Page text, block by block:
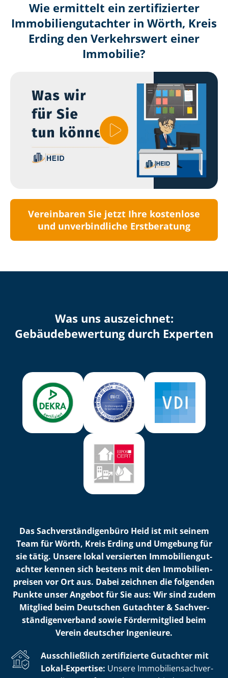
Wie ermittelt ein zertifizierter
Immobilien­gutachter in Wörth, Kreis
Erding den Verkehrswert einer
Immobilie?
Vereinbaren Sie jetzt Ihre kostenlose
und unverbindliche Erstberatung
Was uns auszeichnet:
Ge­bäu­de­be­wer­tung durch Experten
Das Sach­ver­stän­di­gen­bü­ro Heid ist mit seinem
Team für Wörth, Kreis Erding und Umgebung für
sie tätig. Unsere lokal versierten Im­mo­bi­li­en­gut­
ach­ter kennen sich bestens mit den Im­mo­bi­li­en­
prei­sen vor Ort aus. Dabei zeichnen die folgenden
Punkte unser Angebot für Sie aus: Wir sind zudem
Mitglied beim Deutschen Gutachter & Sach­ver­
stän­di­gen­ver­band sowie Fördermitglied beim
Verein deutscher Ingenieure.
Ausschließlich zertifizierte Gutachter mit
Lokal-Expertise: Unsere Im­mo­bi­li­en­sach­ver­